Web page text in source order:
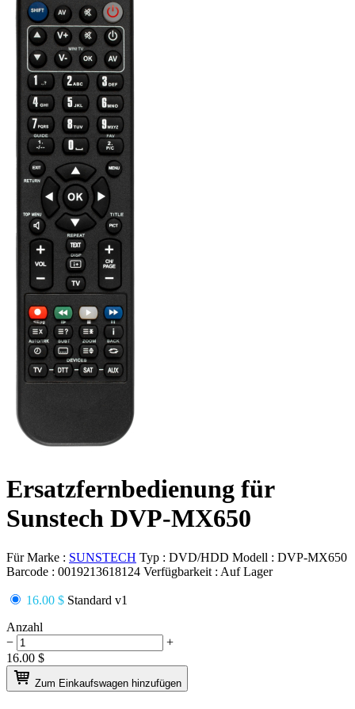
Ersatzfernbedienung für
Sunstech DVP-MX650
Für Marke : SUNSTECH Typ : DVD/HDD Modell : DVP-MX650
Barcode : 0019213618124 Verfügbarkeit : Auf Lager
16.00 $ Standard v1
Anzahl
−
+
16.00 $
Zum Einkaufswagen hinzufügen